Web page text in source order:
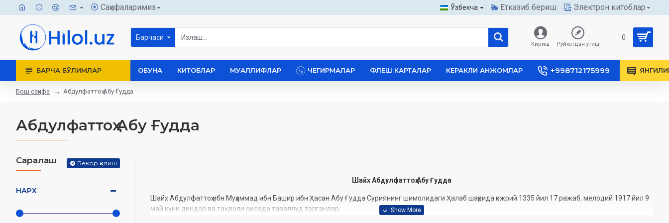
Саҳифаларимиз Ўзбекча Етказиб бериш Электрон китоблар
Барчаси
Кириш Рўйхатдан ўтиш
0
БАРЧА БЎЛИМЛАР ОБУНА КИТОБЛАР МУАЛЛИФЛАР ЧЕГИРМАЛАР ФЛЕШ КАРТАЛАР КЕРАКЛИ АНЖОМЛАР +998712175999
Бош саҳифа Абдулфаттоҳ Абу Ғудда
Абдулфаттоҳ Абу Ғудда
Саралаш Бекор қилиш
НАРХ
Шайх Абдулфаттоҳ Абу Ғудда
Шайх Абдулфаттоҳ ибн Муҳаммад ибн Башир ибн Ҳасан Абу Ғудда Суриянинг шимолидаги Ҳалаб шаҳрида ҳижрий 1335 йил 17 ражаб, мелодий 1917 йил 9
май куни диндор ва тақволи оилада таваллуд топганлар.